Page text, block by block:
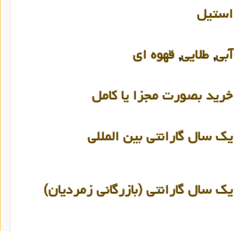
استیل
آبی, طلایی, قهوه ای
خرید بصورت مجزا یا کامل
یک سال گارانتی بین المللی
یک سال گارانتی (بازرگانی زمردیان)